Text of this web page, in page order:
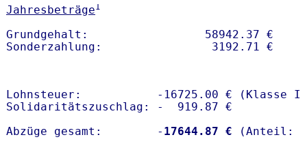
Jahresbeträge1
Grundgehalt:                 58942.37 €
Lohnsteuer:           -16725.00 € (Klasse I)
Solidaritätszuschlag: -  919.87 €
Abzüge gesamt:        - 17644.87 €